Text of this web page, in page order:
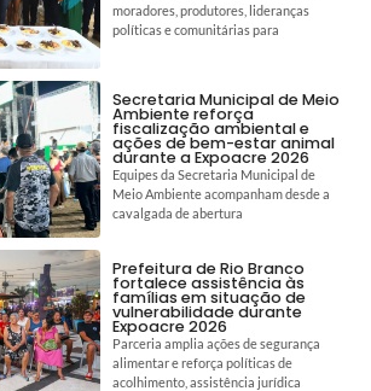
moradores, produtores, lideranças
políticas e comunitárias para
Secretaria Municipal de Meio
Ambiente reforça
fiscalização ambiental e
ações de bem-estar animal
durante a Expoacre 2026
Equipes da Secretaria Municipal de
Meio Ambiente acompanham desde a
cavalgada de abertura
Prefeitura de Rio Branco
fortalece assistência às
famílias em situação de
vulnerabilidade durante
Expoacre 2026
Parceria amplia ações de segurança
alimentar e reforça políticas de
acolhimento, assistência jurídica